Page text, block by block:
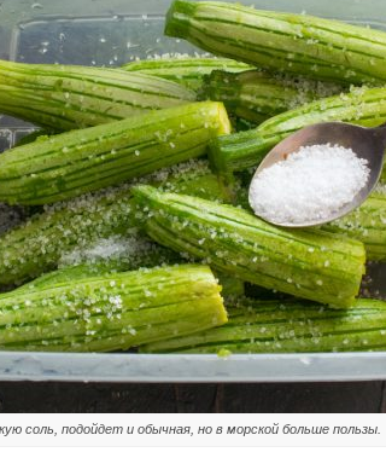
соль, подойдет и обычная, но в морской больше пользы.